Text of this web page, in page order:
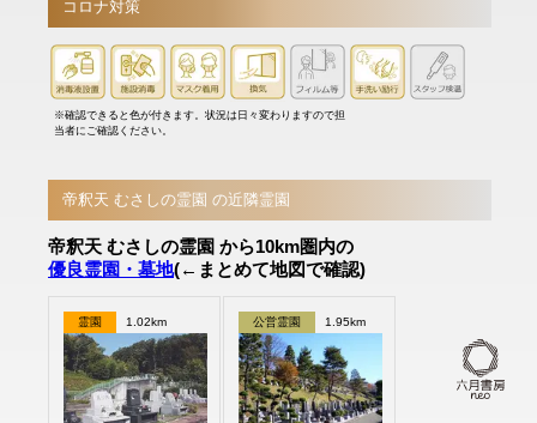
コロナ対策
※確認できると色が付きます。状況は日々変わりますので担
当者にご確認ください。
帝釈天 むさしの霊園 の近隣霊園
帝釈天 むさしの霊園 から10km圏内の
優良霊園・墓地(←まとめて地図で確認)
霊園 1.02km 公営霊園 1.95km